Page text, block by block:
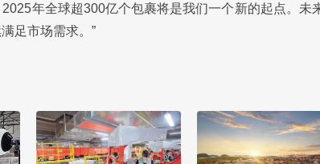
年全球超300亿个包裹将是我们一个新的起点。未
足市场需求。”